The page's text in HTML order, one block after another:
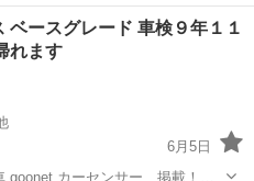
グレード名： Ａ ５速マニ
■ ドア枚数： 5D ■ ミッショ
ベースグレード 車検９年１１
れます
6月5日